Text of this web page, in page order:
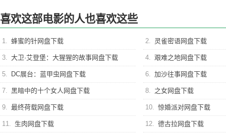
喜欢这部电影的人也喜欢这些
1. 蜂蜜的针网盘下载 2. 灵雀密语网盘下载
3. 大卫·艾登堡：大猩猩的故事网盘下载 4. 艰难之地网盘下载
5. DC展台：蓝甲虫网盘下载 6. 加沙往事网盘下载
7. 黑暗中的十个女人网盘下载 8. 之女网盘下载
9. 最终荷载网盘下载 10. 惊婚派对网盘下载
11. 生肉网盘下载 12. 德古拉网盘下载